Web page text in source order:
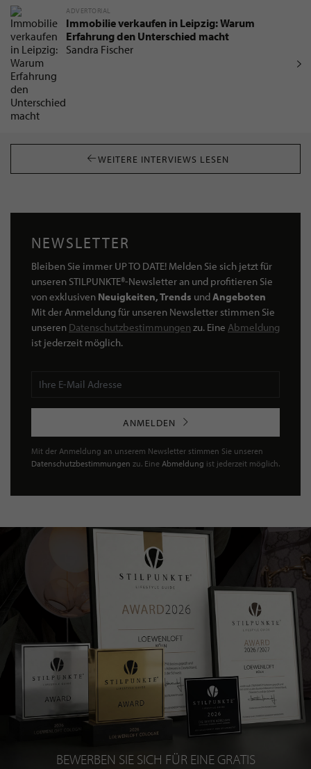
ADVERTORIAL
Immobilie verkaufen in Leipzig: Warum
Erfahrung den Unterschied macht
Sandra Fischer
WEITERE INTERVIEWS LESEN
NEWSLETTER
Bleiben Sie immer UP TO DATE! Melden Sie sich jetzt für
unseren STILPUNKTE®-Newsletter an und profitieren Sie
von exklusiven Neuigkeiten, Trends undAngeboten
Mit der Anmeldung für unseren Newsletter stimmen Sie
unseren Datenschutzbestimmungen zu. Eine Abmeldung
ist jederzeit möglich.
ANMELDEN
Mit der Anmeldung an unserem Newsletter stimmen Sie unseren
Datenschutzbestimmungen zu. Eine Abmeldung ist jederzeit möglich.
BEWERBEN SIE SICH FÜR EINE GRATIS